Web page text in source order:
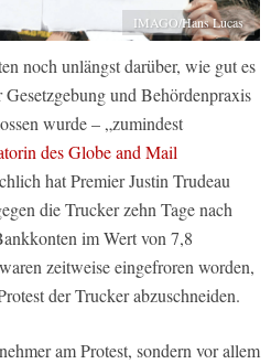
IMAGO/Hans Lucas
noch unlängst darüber, wie gut es
und Behördenpraxis
wurde – „zumindest
des Globe and Mail
hat Premier Justin Trudeau
die Trucker zehn Tage nach
im Wert von 7,8
zeitweise eingefroren worden,
der Trucker abzuschneiden.
am Protest, sondern vor allem